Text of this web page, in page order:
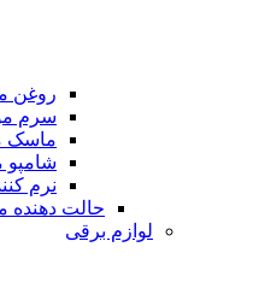
روغن
سرم
ماسک
شامپو
نرم
حالت دهنده
لوازم برقی